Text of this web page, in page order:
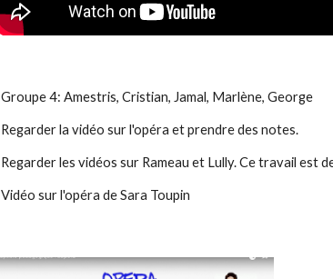
Groupe 4: Amestris, Cristian, Jamal, Marlène, George
Regarder la vidéo sur l'opéra et prendre des notes.
Regarder les vidéos sur Rameau et Lully. Ce travail est
Vidéo sur l'opéra de Sara Toupin